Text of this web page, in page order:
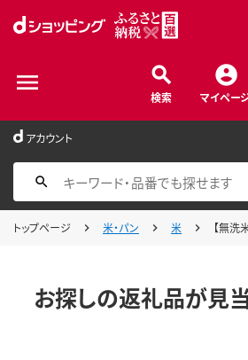
検索 マイペー
アカウント
トップページ 米・パン 米 【無
お探しの返礼品が見当